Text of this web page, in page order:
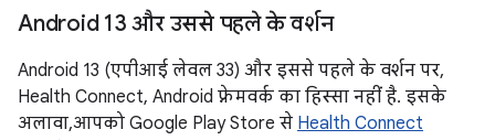
Android 13 और उससे पहले के वर्शन
Android 13 (एपीआई लेवल 33) और इससे पहले के वर्शन पर,
Health Connect, Android फ़्रेमवर्क का हिस्सा नहीं है. इसके
अलावा, आपको Google Play Store से Health Connect